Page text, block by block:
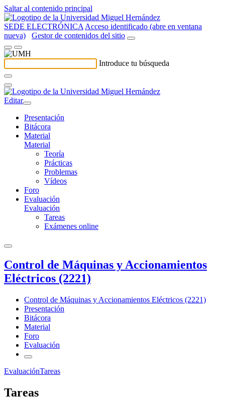
Saltar al contenido principal
SEDE ELECTRÓNICA Acceso identificado (abre en ventana
nueva)
Gestor de contenidos del sitio
Introduce tu búsqueda
Editar
Presentación
Bitácora
Material
Material
Teoría
Prácticas
Problemas
Vídeos
Foro
Evaluación
Evaluación
Tareas
Exámenes online
Control de Máquinas y Accionamientos
Eléctricos (2221)
Control de Máquinas y Accionamientos Eléctricos (2221)
Presentación
Bitácora
Material
Foro
Evaluación
EvaluaciónTareas
Tareas